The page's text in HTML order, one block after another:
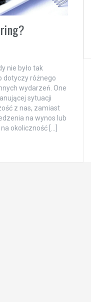
nie było tak
dotyczy różnego
wydarzeń. One
sytuacji
z nas, zamiast
na wynos lub
okoliczność […]